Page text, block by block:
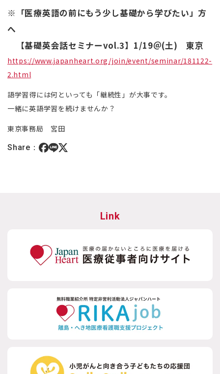
※「医療英語の前にもう少し基礎から学びたい」方
へ
【基礎英会話セミナーvol.3】1/19＠(土) 東京
https://www.japanheart.org/join/event/seminar/181122-
2.html
語学習得には何といっても「継続性」が大事です。
一緒に英語学習を続けませんか？
東京事務局 宮田
Share：
Link